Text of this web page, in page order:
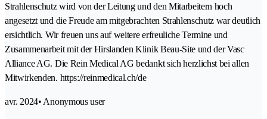
Strahlenschutz wird von der Leitung und den Mitarbeitern hoch
angesetzt und die Freude am mitgebrachten Strahlenschutz war deutlich
ersichtlich. Wir freuen uns auf weitere erfreuliche Termine und
Zusammenarbeit mit der Hirslanden Klinik Beau-Site und der Vasc
Alliance AG. Die Rein Medical AG bedankt sich herzlichst bei allen
Mitwirkenden. https://reinmedical.ch/de
avr. 2024• Anonymous user